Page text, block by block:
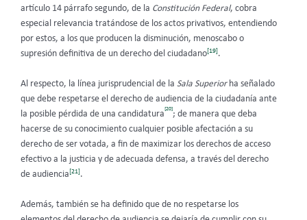
artículo 14 párrafo segundo, de la Constitución Federal, cobra
especial relevancia tratándose de los actos privativos, entendiendo
por estos, a los que producen la disminución, menoscabo o
supresión definitiva de un derecho del ciudadano[19].
Al respecto, la línea jurisprudencial de la Sala Superiorha señalado
que debe respetarse el derecho de audiencia de la ciudadanía ante
la posible pérdida de una candidatura
[20]
; de manera que deba
hacerse de su conocimiento cualquier posible afectación a su
derecho de ser votada, a fin de maximizar los derechos de acceso
efectivo a la justicia y de adecuada defensa, a través del derecho
de audiencia[21].
Además, también se ha definido que de no respetarse los